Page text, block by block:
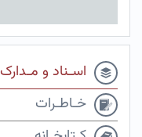
اسـناد و مـدارک
خـاطـرات